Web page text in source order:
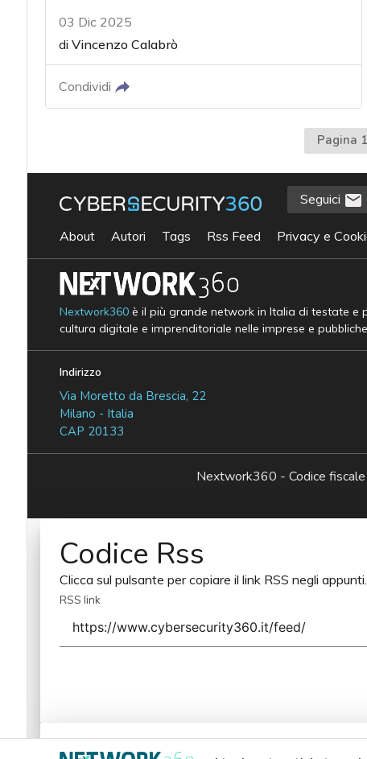
03 Dic 2025
di Vincenzo Calabrò
Condividi
Pagina
Seguici
About Autori Tags Rss Feed Privacy e
Nextwork360è il più grande network in Italia di testate e
cultura digitale e imprenditoriale nelle imprese e
Indirizzo
Via Moretto da Brescia, 22
Milano - Italia
CAP 20133
Nextwork360 - Codice
Codice Rss
Clicca sul pulsante per copiare il link RSS negli appunti.
RSS link